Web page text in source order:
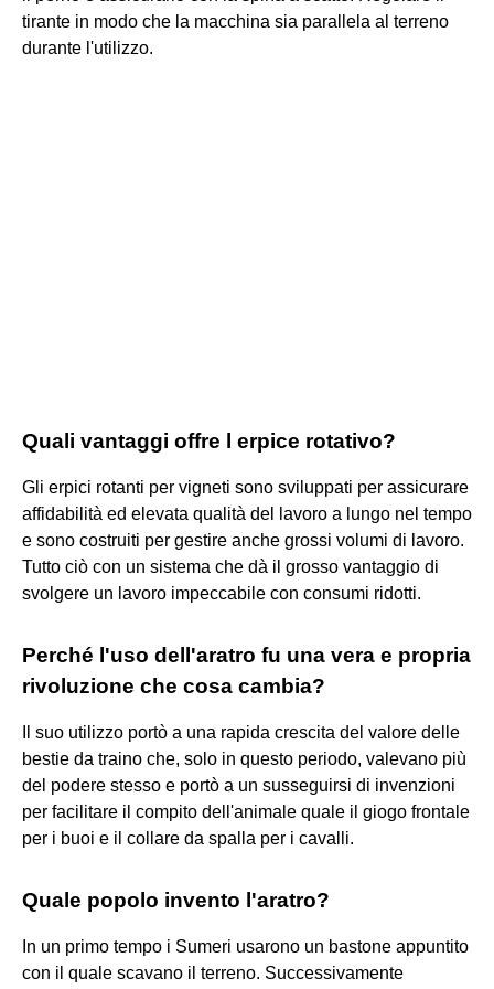
tirante in modo che la macchina sia parallela al terreno
durante l'utilizzo.
Quali vantaggi offre l erpice rotativo?
Gli erpici rotanti per vigneti sono sviluppati per assicurare
affidabilità ed elevata qualità del lavoro a lungo nel tempo
e sono costruiti per gestire anche grossi volumi di lavoro.
Tutto ciò con un sistema che dà il grosso vantaggio di
svolgere un lavoro impeccabile con consumi ridotti.
Perché l'uso dell'aratro fu una vera e propria
rivoluzione che cosa cambia?
Il suo utilizzo portò a una rapida crescita del valore delle
bestie da traino che, solo in questo periodo, valevano più
del podere stesso e portò a un susseguirsi di invenzioni
per facilitare il compito dell'animale quale il giogo frontale
per i buoi e il collare da spalla per i cavalli.
Quale popolo invento l'aratro?
In un primo tempo i Sumeri usarono un bastone appuntito
con il quale scavano il terreno. Successivamente